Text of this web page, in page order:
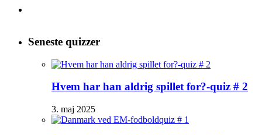
Seneste quizzer
Hvem har han aldrig spillet for?-quiz # 2
3. maj 2025